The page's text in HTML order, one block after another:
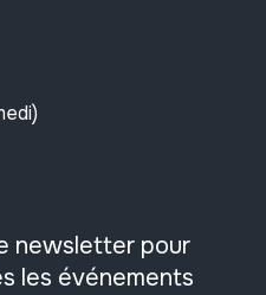
newsletter pour
les événements